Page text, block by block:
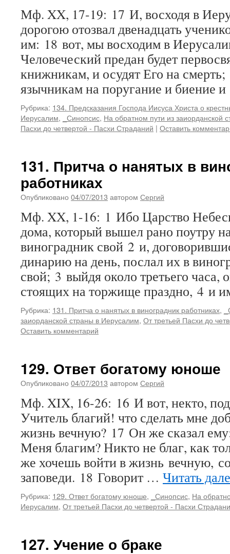
Мф. XX, 17-19: 17 И, восходя в
дорогою отозвал двенадцать
им: 18 вот, мы восходим в
Человеческий предан будет
книжникам, и осудят Его на
язычникам на поругание и биение
Рубрика: 134. Предсказания Господа Иисуса Христа о
Иерусалим, _Синопсис, На обратном пути из заиорданской
Пасхи до четвертой - Пасхи Страданий | Оставить
131. Притча о нанятых в
работниках
Опубликовано 04/07/2013 автором Сергий
Мф. XX, 1-16: 1 Ибо Царство
дома, который вышел рано поутру
виноградник свой 2 и,
динарию на день, послал их в
свой; 3 выйдя около третьего часа,
стоящих на торжище праздно, 4 и
Рубрика: 131. Притча о нанятых в виноградник работниках,
заиорданской страны в Иерусалим, От третьей Пасхи до
Оставить комментарий
129. Ответ богатому юноше
Опубликовано 04/07/2013 автором Сергий
Мф. XIX, 16-26: 16 И вот, некто,
Учитель благий! что сделать мне
жизнь вечную? 17 Он же сказал
Меня благим? Никто не благ, как
же хочешь войти в жизнь вечную,
заповеди. 18 Говорит … Читать
Рубрика: 129. Ответ богатому юноше, _Синопсис, На
Иерусалим, От третьей Пасхи до четвертой - Пасхи
127. Учение о браке